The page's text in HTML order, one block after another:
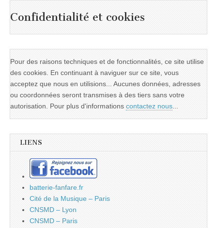
Confidentialité et cookies
Pour des raisons techniques et de fonctionnalités, ce site utilise
des cookies. En continuant à naviguer sur ce site, vous
acceptez que nous en utilisions... Aucunes données, adresses
ou coordonnées seront transmises à des tiers sans votre
autorisation. Pour plus d'informations contactez nous...
LIENS
batterie-fanfare.fr
Cité de la Musique – Paris
CNSMD – Lyon
CNSMD – Paris